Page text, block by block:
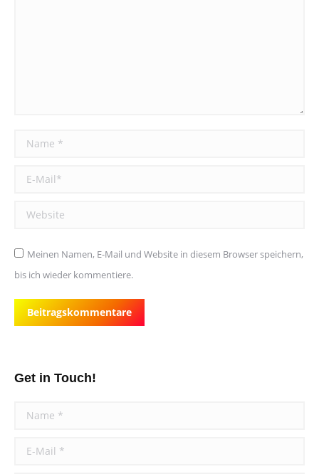
Name *
E-Mail *
Website
Meinen Namen, E-Mail und Website in diesem Browser speichern,
bis ich wieder kommentiere.
Beitragskommentare
Get in Touch!
Name *
E-Mail *